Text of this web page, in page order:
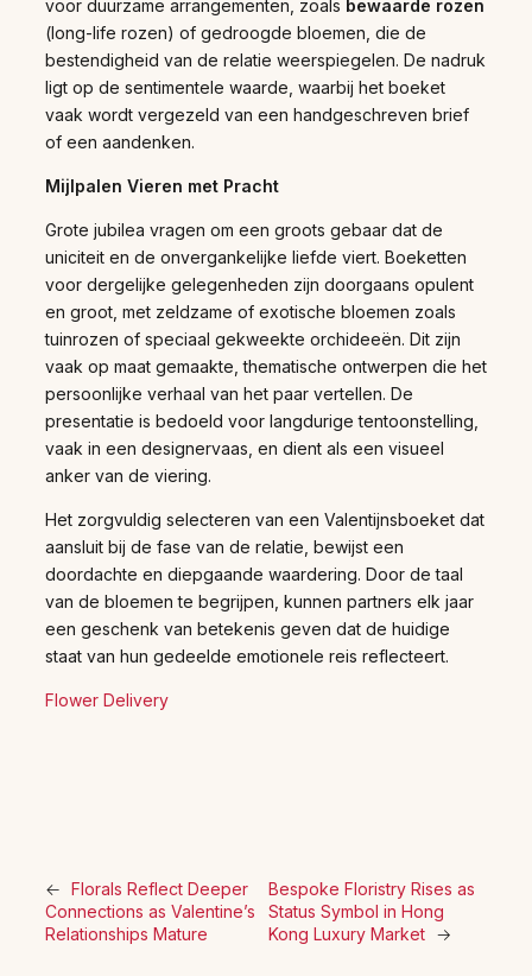
voor duurzame arrangementen, zoals bewaarde rozen
(long-life rozen) of gedroogde bloemen, die de
bestendigheid van de relatie weerspiegelen. De nadruk
ligt op de sentimentele waarde, waarbij het boeket
vaak wordt vergezeld van een handgeschreven brief
of een aandenken.
Mijlpalen Vieren met Pracht
Grote jubilea vragen om een groots gebaar dat de
uniciteit en de onvergankelijke liefde viert. Boeketten
voor dergelijke gelegenheden zijn doorgaans opulent
en groot, met zeldzame of exotische bloemen zoals
tuinrozen of speciaal gekweekte orchideeën. Dit zijn
vaak op maat gemaakte, thematische ontwerpen die het
persoonlijke verhaal van het paar vertellen. De
presentatie is bedoeld voor langdurige tentoonstelling,
vaak in een designervaas, en dient als een visueel
anker van de viering.
Het zorgvuldig selecteren van een Valentijnsboeket dat
aansluit bij de fase van de relatie, bewijst een
doordachte en diepgaande waardering. Door de taal
van de bloemen te begrijpen, kunnen partners elk jaar
een geschenk van betekenis geven dat de huidige
staat van hun gedeelde emotionele reis reflecteert.
Flower Delivery
← Florals Reflect Deeper
Connections as Valentine’s
Relationships Mature
Bespoke Floristry Rises as
Status Symbol in Hong
Kong Luxury Market
→